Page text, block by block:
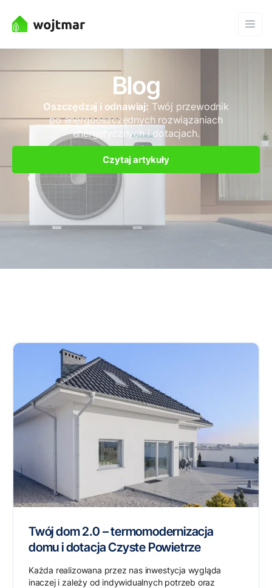
Blog
Oszczędzaj i odnawiaj: Twój przewodnik
po energooszczędnych rozwiązaniach
energetycznych i dotacjach.
Czytaj artykuły
Twój dom 2.0 – termomodernizacja
domu i dotacja Czyste Powietrze
Każda realizowana przez nas inwestycja wygląda
inaczej i zależy od indywidualnych potrzeb oraz